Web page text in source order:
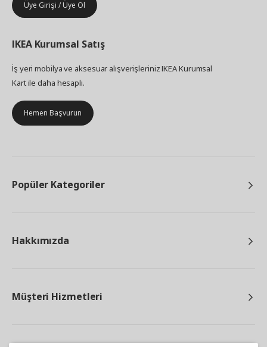
Üye Girişi / Üye Ol
IKEA Kurumsal Satış
İş yeri mobilya ve aksesuar alışverişleriniz IKEA Kurumsal
Kart ile daha hesaplı.
Hemen Başvurun
Popüler Kategoriler
Hakkımızda
Müşteri Hizmetleri